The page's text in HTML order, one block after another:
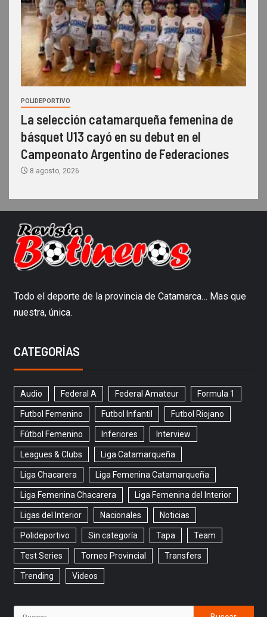
POLIDEPORTIVO
La selección catamarqueña femenina de
básquet U13 cayó en su debut en el
Campeonato Argentino de Federaciones
8 agosto, 2026
Todo el deporte de la provincia de Catamarca… Mas que
nuestra, única.
CATEGORÍAS
Audio Federal A Federal Amateur Formula 1
Futbol Femenino Futbol Infantil Futbol Riojano
Fútbol Femenino Inferiores Interview
Leagues & Clubs Liga Catamarqueña
Liga Chacarera Liga Femenina Catamarqueña
Liga Femenina Chacarera Liga Femenina del Interior
Ligas del Interior Nacionales Noticias
Polideportivo Sin categoría Tapa Team
Test Series Torneo Provincial Transfers
Trending Videos